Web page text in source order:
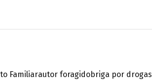
Familiarautor foragidobriga por drogas